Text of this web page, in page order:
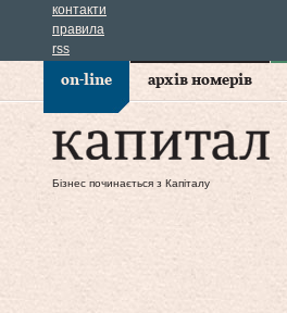
контакти
правила
rss
on-line архів номерів
Бізнес починається з Капіталу